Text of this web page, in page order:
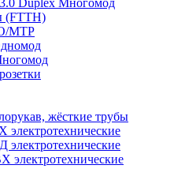
Duplex Многомод
(FTTH)
MTP
жёсткие трубы
электротехнические